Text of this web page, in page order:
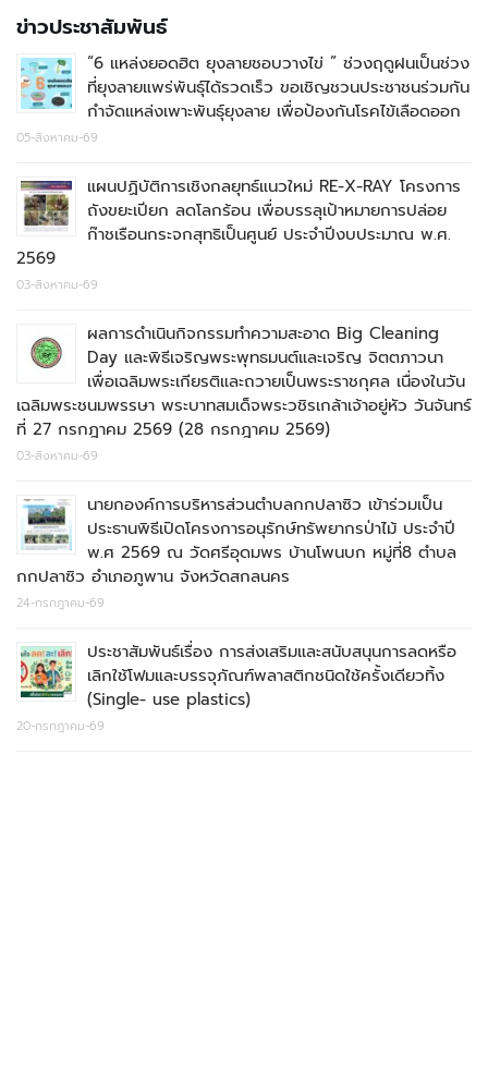
ข่าวประชาสัมพันธ์
“6 แหล่งยอดฮิต ยุงลายชอบวางไข่ ” ช่วงฤดูฝนเป็นช่วง
ที่ยุงลายแพร่พันธุ์ได้รวดเร็ว ขอเชิญชวนประชาชนร่วมกัน
กำจัดแหล่งเพาะพันธุ์ยุงลาย เพื่อป้องกันโรคไข้เลือดออก
05-สิงหาคม-69
แผนปฏิบัติการเชิงกลยุทธ์แนวใหม่ RE-X-RAY โครงการ
ถังขยะเปียก ลดโลกร้อน เพื่อบรรลุเป้าหมายการปล่อย
ก๊าชเรือนกระจกสุทธิเป็นศูนย์ ประจำปีงบประมาณ พ.ศ.
2569
03-สิงหาคม-69
ผลการดำเนินกิจกรรมทำความสะอาด Big Cleaning
Day และพิธีเจริญพระพุทธมนต์และเจริญ จิตตภาวนา
เพื่อเฉลิมพระเกียรติและถวายเป็นพระราชกุศล เนื่องในวัน
เฉลิมพระชนมพรรษา พระบาทสมเด็จพระวชิรเกล้าเจ้าอยู่หัว วันจันทร์
ที่ 27 กรกฎาคม 2569 (28 กรกฎาคม 2569)
03-สิงหาคม-69
นายกองค์การบริหารส่วนตำบลกกปลาซิว เข้าร่วมเป็น
ประธานพิธีเปิดโครงการอนุรักษ์ทรัพยากรป่าไม้ ประจำปี
พ.ศ 2569 ณ วัดศรีอุดมพร บ้านโพนบก หมู่ที่8 ตำบล
กกปลาซิว อำเภอภูพาน จังหวัดสกลนคร
24-กรกฎาคม-69
ประชาสัมพันธ์เรื่อง การส่งเสริมและสนับสนุนการลดหรือ
เลิกใช้โฟมและบรรจุภัณฑ์พลาสติกชนิดใช้ครั้งเดียวทิ้ง
(Single- use plastics)
20-กรกฎาคม-69